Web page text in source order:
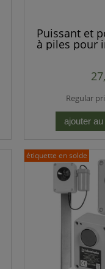
Puissant et
à piles pour
rats et
Regular
ajouter
étiquette en solde